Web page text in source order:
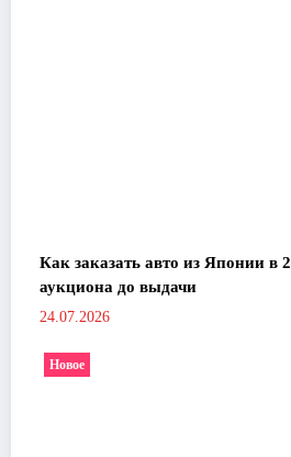
Как заказать авто из Японии в
аукциона до выдачи
24.07.2026
Новое